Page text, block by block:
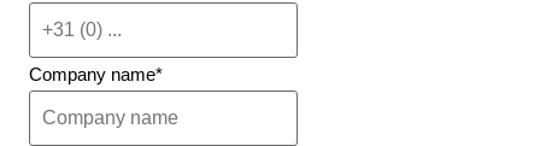
Company name*